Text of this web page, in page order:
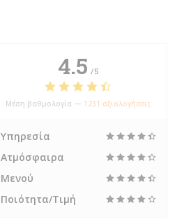
4.5 /5
Μέση βαθμολογία — 1231 αξιολογήσεις
Υπηρεσία
Ατμόσφαιρα
Μενού
Ποιότητα/Τιμή